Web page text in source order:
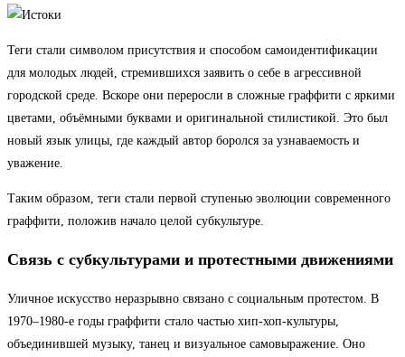
Теги стали символом присутствия и способом самоидентификации
для молодых людей, стремившихся заявить о себе в агрессивной
городской среде. Вскоре они переросли в сложные граффити с яркими
цветами, объёмными буквами и оригинальной стилистикой. Это был
новый язык улицы, где каждый автор боролся за узнаваемость и
уважение.
Таким образом, теги стали первой ступенью эволюции современного
граффити, положив начало целой субкультуре.
Связь с субкультурами и протестными движениями
Уличное искусство неразрывно связано с социальным протестом. В
1970–1980-е годы граффити стало частью хип-хоп-культуры,
объединившей музыку, танец и визуальное самовыражение. Оно